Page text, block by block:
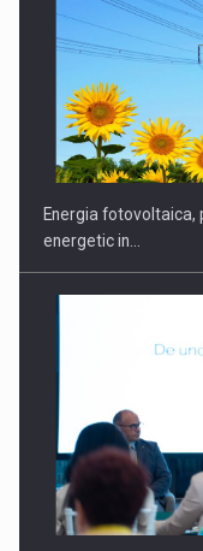
CEO Conference -
Webinar - Business
Investitii Digitalizare
Energia fotovoltaica,
energetic in…